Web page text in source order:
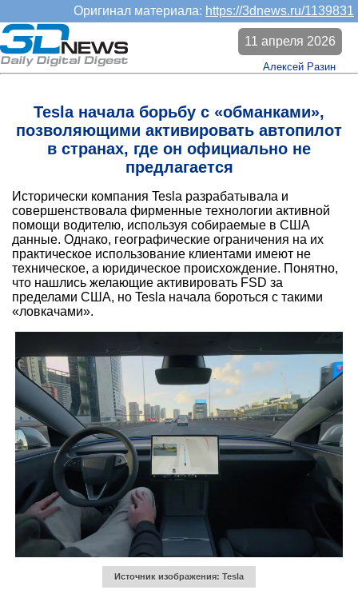
Оригинал материала: https://3dnews.ru/1139831
Tesla начала борьбу с «обманками»,
позволяющими активировать автопилот
в странах, где он официально не
предлагается
11 апреля 2026
Алексей Разин
Исторически компания Tesla разрабатывала и
совершенствовала фирменные технологии активной
помощи водителю, используя собираемые в США
данные. Однако, географические ограничения на их
практическое использование клиентами имеют не
техническое, а юридическое происхождение. Понятно,
что нашлись желающие активировать FSD за
пределами США, но Tesla начала бороться с такими
«ловкачами».
Источник изображения: Tesla